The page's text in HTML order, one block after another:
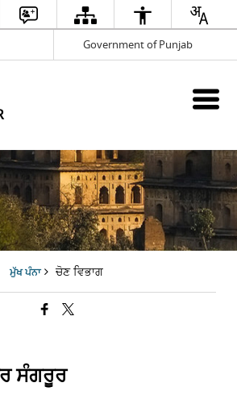
Government of Punjab
ਮੁੱਖ ਪੰਨਾ ਚੋਣ ਵਿਭਾਗ
ਸੰਗਰੂਰ